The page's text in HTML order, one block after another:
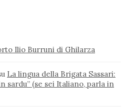
Ilio Burruni di Ghilarza
La lingua della Brigata Sassari:
sardu” (se sei Italiano, parla in